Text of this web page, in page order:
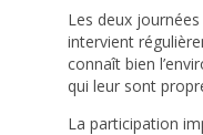
Les deux
intervient
connaît bien
qui leur sont
La participation